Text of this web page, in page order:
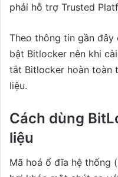
phải hỗ trợ Trusted
Theo thông tin gần
bật Bitlocker nên khi
tắt Bitlocker hoàn toàn
liệu.
Cách dùng
liệu
Mã hoá ổ đĩa hệ thống